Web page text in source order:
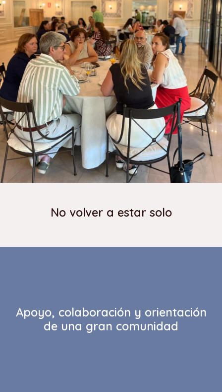
No volver a estar solo
Apoyo, colaboración y orientación
de una gran comunidad